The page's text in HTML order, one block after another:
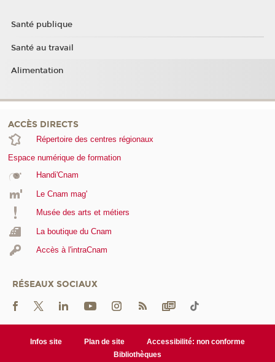
Santé publique
Santé au travail
Alimentation
ACCÈS DIRECTS
Répertoire des centres régionaux
Espace numérique de formation
Handi'Cnam
Le Cnam mag'
Musée des arts et métiers
La boutique du Cnam
Accès à l'intraCnam
RÉSEAUX SOCIAUX
Infos site Plan de site
Accessibilité: non conforme
Bibliothèques